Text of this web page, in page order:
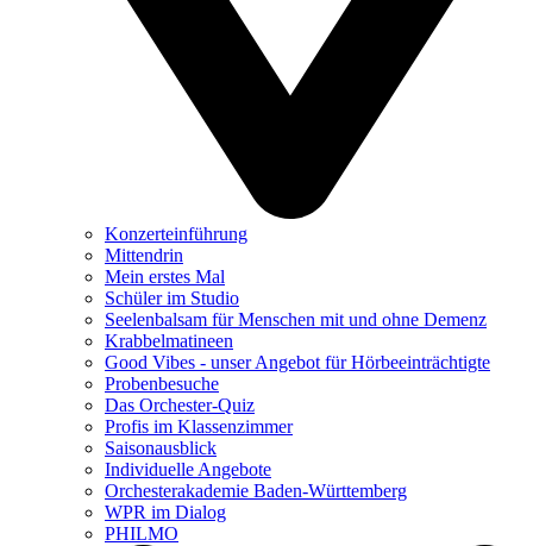
Konzerteinführung
Mittendrin
Mein erstes Mal
Schüler im Studio
Seelenbalsam für Menschen mit und ohne Demenz
Krabbelmatineen
Good Vibes - unser Angebot für Hörbeeinträchtigte
Probenbesuche
Das Orchester-Quiz
Profis im Klassenzimmer
Saisonausblick
Individuelle Angebote
Orchesterakademie Baden-Württemberg
WPR im Dialog
PHILMO